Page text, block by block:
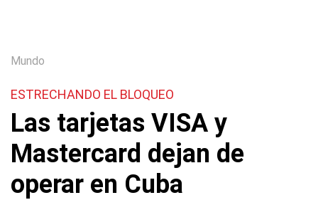
Mundo
ESTRECHANDO EL BLOQUEO
Las tarjetas VISA y
Mastercard dejan de
operar en Cuba